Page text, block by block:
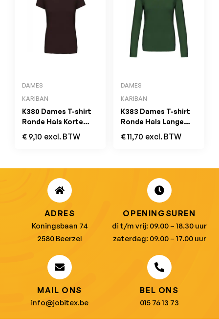
DAMES
KARIBAN
K380 Dames T-shirt
Ronde Hals Korte
Mouwen Chocolate
€ 9,10 excl. BTW
DAMES
KARIBAN
K383 Dames T-shirt
Ronde Hals Lange
Mouwen Forest
Green
€11,70 excl. BTW
ADRES
Koningsbaan 74
2580 Beerzel
OPENINGSUREN
di t/m vrij: 09.00 – 18.30 uur
zaterdag: 09.00 – 17.00 uur
MAIL ONS
info@jobitex.be
BEL ONS
015 76 13 73